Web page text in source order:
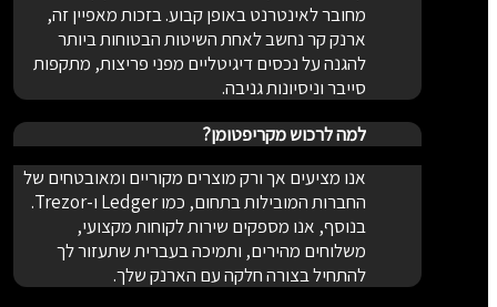
מחובר לאינטרנט באופן קבוע. בזכות מאפיין זה,
ארנק קר נחשב לאחת השיטות הבטוחות ביותר
להגנה על נכסים דיגיטליים מפני פריצות, מתקפות
סייבר וניסיונות גניבה.
למה לרכוש מקריפטומן?
אנו מציעים אך ורק מוצרים מקוריים ומאובטחים של
החברות המובילות בתחום, כמו Ledger ו-Trezor.
בנוסף, אנו מספקים שירות לקוחות מקצועי,
משלוחים מהירים, ותמיכה בעברית שתעזור לך
להתחיל בצורה חלקה עם הארנק שלך.